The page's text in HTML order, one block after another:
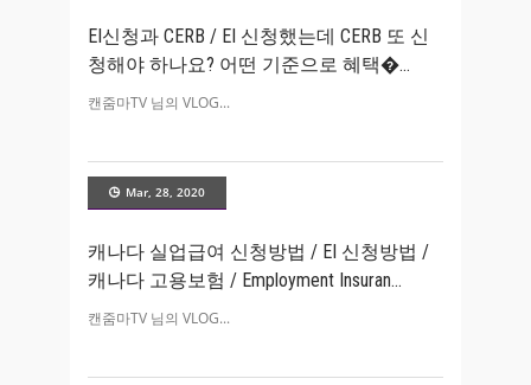
EI신청과 CERB / EI 신청했는데 CERB 또 신
청해야 하나요? 어떤 기준으로 혜택�
캔줌마TV 님의 VLOG
Mar, 28, 2020
캐나다 실업급여 신청방법 / EI 신청방법 /
캐나다 고용보험 / Employment Insuran
캔줌마TV 님의 VLOG